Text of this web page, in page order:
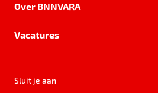
Over BNNVARA
Vacatures
Sluit je aan